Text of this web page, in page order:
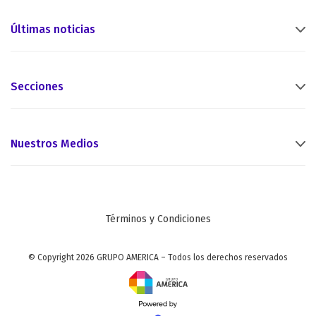
Últimas noticias
Secciones
Nuestros Medios
Términos y Condiciones
© Copyright 2026 GRUPO AMERICA – Todos los derechos reservados